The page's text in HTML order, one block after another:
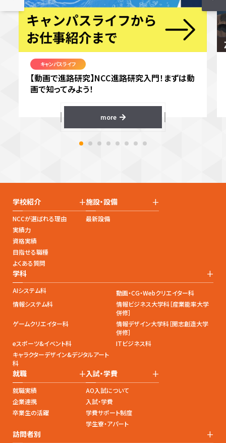
キャンパスライフ
【動画で進路研究】NCC進路研究入門！まずは動
画で知ってみよう！
more
学校紹介 +
NCCが選ばれる理由
実績力
資格実績
目指せる職種
よくある質問
施設・設備 +
最新設備
学科 +
AIシステム科
動画・CG・Webクリエイター科
情報システム科
情報ビジネス大学科［産業能率大学
併修］
ゲームクリエイター科
情報デザイン大学科［開志創造大学
併修］
eスポーツ&イベント科
ITビジネス科
キャラクターデザイン&デジタルアート
科
就職 +
就職実績
企業連携
卒業生の活躍
入試・学費 +
AO入試について
入試・学費
学費サポート制度
学生寮・アパート
訪問者別 +